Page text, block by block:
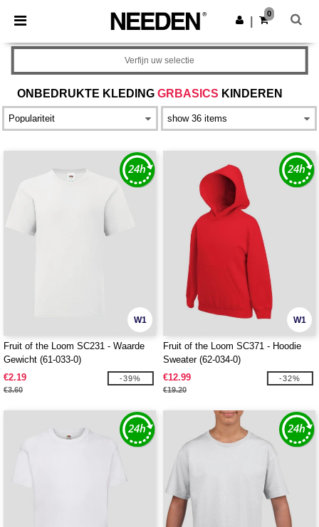
× Needen-app
Betere prijzen in de app!
Download app
0
ONBEDRUKTE KLEDING GRBASICS KINDEREN
Verfijn uw selectie
W1
Fruit of the Loom SC231 - Waarde
Gewicht (61-033-0)
€2.19
€3.60
-39%
W1
Fruit of the Loom SC371 - Hoodie
Sweater (62-034-0)
€12.99
€19.20
-32%